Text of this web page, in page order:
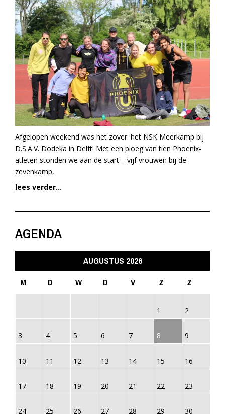
Afgelopen weekend was het zover: het NSK Meerkamp bij
D.S.A.V. Dodeka in Delft! Met een ploeg van tien Phoenix-
atleten stonden we aan de start – vijf vrouwen bij de
zevenkamp,
lees verder...
AGENDA
AUGUSTUS 2026
M
D W D V Z Z
1 2
3 4 5 6 7 8 9
10 11 12 13 14 15 16
17 18 19 20 21 22 23
24 25 26 27 28 29 30